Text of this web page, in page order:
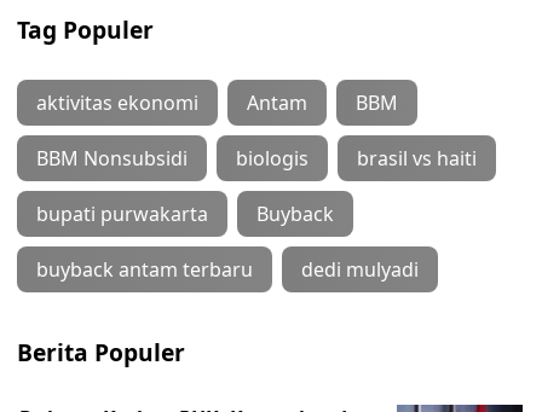
Tag Populer
aktivitas ekonomi Antam BBM
BBM Nonsubsidi biologis brasil vs haiti
bupati purwakarta Buyback
buyback antam terbaru dedi mulyadi
Berita Populer